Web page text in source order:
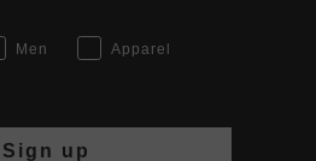
Men
Apparel
Sign up